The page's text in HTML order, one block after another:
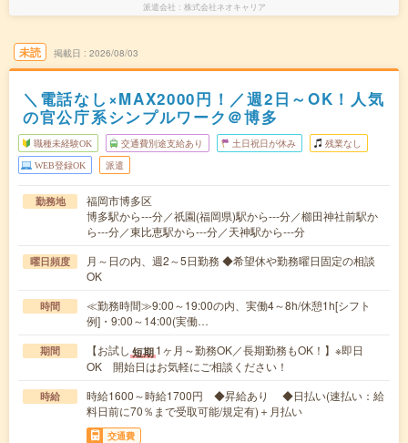
派遣会社 株式会社ネオキャリア
未読 掲載日 2026/08/03
＼電話なし×MAX2000円！／週2日～OK！人気
の官公庁系シンプルワーク＠博多
職種未経験OK 交通費別途支給あり 土日祝日が休み 残業なし
WEB登録OK 派遣
勤務地
福岡市博多区
博多駅から---分／祇園(福岡県)駅から---分／櫛田神社前駅か
ら---分／東比恵駅から---分／天神駅から---分
曜日頻度
月～日の内、週2～5日勤務 ◆希望休や勤務曜日固定の相談
OK
時間
≪勤務時間≫9:00～19:00の内、実働4～8h/休憩1h[シフト
例]・9:00～14:00(実働…
期間 【お試し 短期1ヶ月～勤務OK／長期勤務もOK！】※即日
OK 開始日はお気軽にご相談ください！
時給
時給1600～時給1700円 ◆昇給あり ◆日払い(速払い：給
料日前に70％まで受取可能/規定有)＋月払い
交通費